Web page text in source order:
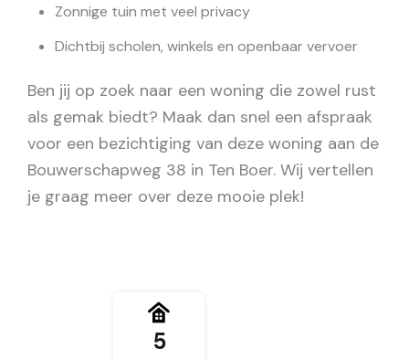
Zonnige tuin met veel privacy
Dichtbij scholen, winkels en openbaar vervoer
Ben jij op zoek naar een woning die zowel rust
als gemak biedt? Maak dan snel een afspraak
voor een bezichtiging van deze woning aan de
Bouwerschapweg 38 in Ten Boer. Wij vertellen
je graag meer over deze mooie plek!
5